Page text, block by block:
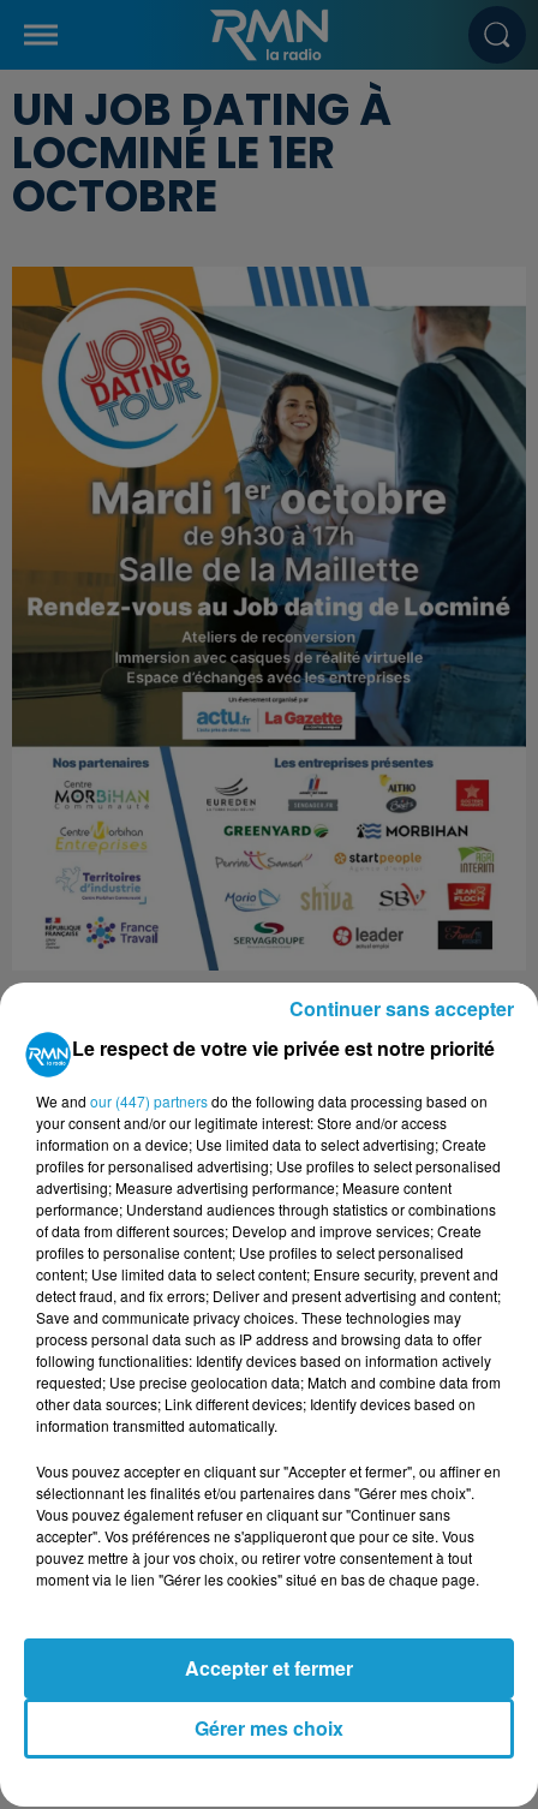
UN JOB DATING À
LOCMINÉ LE 1ER
OCTOBRE
Le mardi 1er octobre un job dating est organisé à la
salle Maillette de Locminé, de 9h30à 17h. Dans les
domaines de l'agroalimentaire, de l'industrie, de
l'artisanat, du bâtiment, ou encore du service, une
vingtaine d'entreprises locales seront présentes sur
place. France Travail y sera également représenté.
Préparez vos CV ! L'événement est organisé par La
Gazette du Centre Morbihan et Actu.fr.
Philippe Jubault, co-organisateur
Publié : 30 septembre 2024 à 14h39
TITRES DIFFUSÉS Voir plus
VANESSA PARADIS
Le respect de votre vie privée est notre priorité
We and our (447) partnersdo the following data processing based on
your consent and/or our legitimate interest: Store and/or access
information on a device; Use limited data to select advertising; Create
profiles for personalised advertising; Use profiles to select personalised
advertising; Measure advertising performance; Measure content
performance; Understand audiences through statistics or combinations
of data from different sources; Develop and improve services; Create
profiles to personalise content; Use profiles to select personalised
content; Use limited data to select content; Ensure security, prevent and
detect fraud, and fix errors; Deliver and present advertising and content;
Save and communicate privacy choices. These technologies may
process personal data such as IP address and browsing data to offer
following functionalities: Identify devices based on information actively
requested; Use precise geolocation data; Match and combine data from
other data sources; Link different devices; Identify devices based on
information transmitted automatically.
Vous pouvez accepter en cliquant sur "Accepter et fermer", ou affiner en
sélectionnant les finalités et/ou partenaires dans "Gérer mes choix".
Vous pouvez également refuser en cliquant sur "Continuer sans
accepter". Vos préférences ne s'appliqueront que pour ce site. Vous
pouvez mettre à jour vos choix, ou retirer votre consentement à tout
moment via le lien "Gérer les cookies" situé en bas de chaque page.
Gérer mes choix
Accepter et fermer
Continuer sans accepter